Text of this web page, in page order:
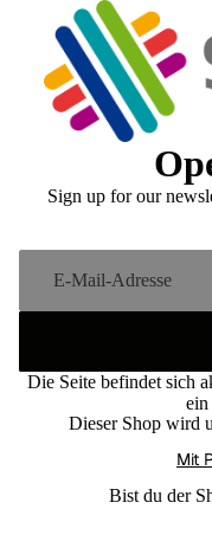
Sign up for our
Die Seite befindet sich
ein
Dieser Shop wird
Mit
Bist du der